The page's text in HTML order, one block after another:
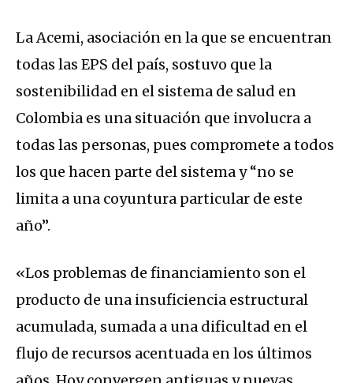
La Acemi, asociación en la que se encuentran
todas las EPS del país, sostuvo que la
sostenibilidad en el sistema de salud en
Colombia es una situación que involucra a
todas las personas, pues compromete a todos
los que hacen parte del sistema y “no se
limita a una coyuntura particular de este
año”.
«Los problemas de financiamiento son el
producto de una insuficiencia estructural
acumulada, sumada a una dificultad en el
flujo de recursos acentuada en los últimos